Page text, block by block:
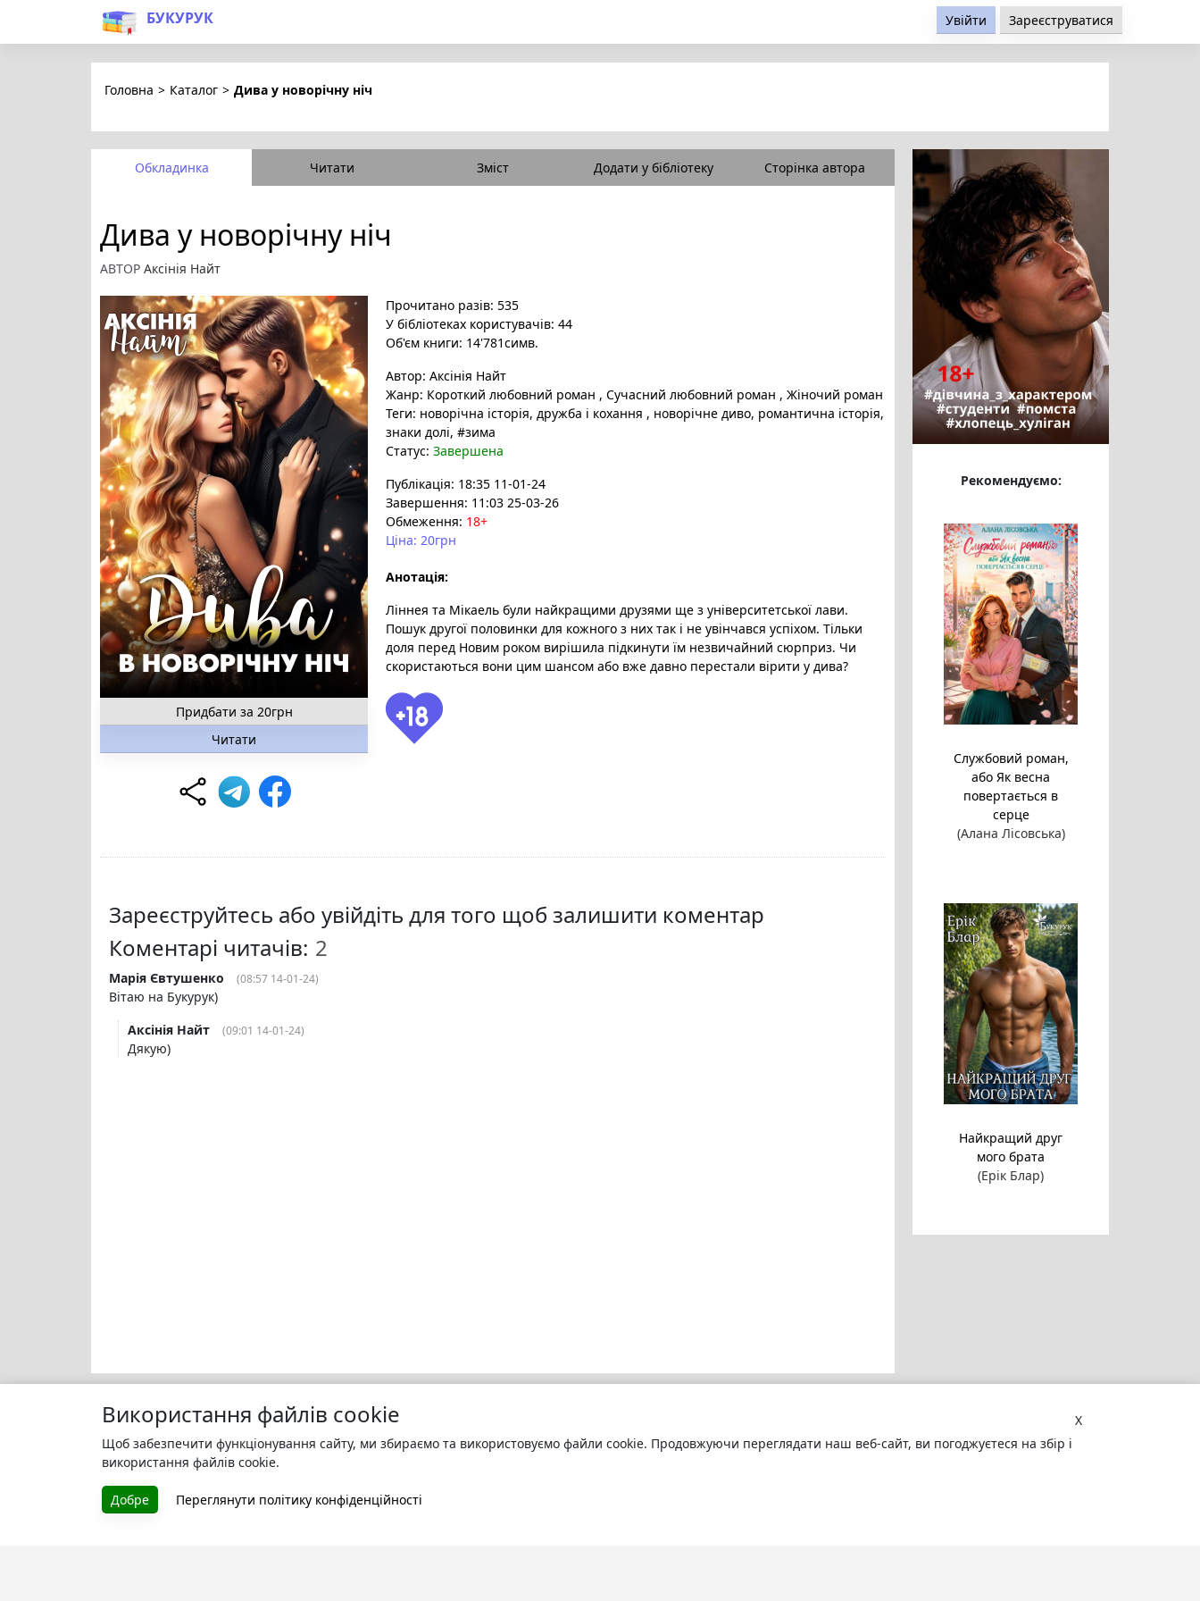
БУКУРУК Увійти Зареєструватися
Головна > Каталог > Дива у новорічну ніч
Обкладинка Читати Зміст Додати у бібліотеку Сторінка автора
Дива у новорічну ніч
АВТОР Аксінія Найт
Придбати за 20грн
Читати
Прочитано разів: 535
У бібліотеках користувачів: 44
Об'єм книги: 14'781симв.
Автор: Аксінія Найт
Жанр: Короткий любовний роман , Сучасний любовний роман , Жіночий роман
Теги: новорічна історія, дружба і кохання , новорічне диво, романтична історія,
знаки долі, #зима
Статус: Завершена
Публікація: 18:35 11-01-24
Завершення: 11:03 25-03-26
Обмеження: 18+
Ціна: 20грн
Анотація:
Ліннея та Мікаель були найкращими друзями ще з університетської лави.
Пошук другої половинки для кожного з них так і не увінчався успіхом. Тільки
доля перед Новим роком вирішила підкинути їм незвичайний сюрприз. Чи
скористаються вони цим шансом або вже давно перестали вірити у дива?
Зареєструйтесь або увійдіть для того щоб залишити коментар
Коментарі читачів:
Марія Євтушенко (08:57 14-01-24)
Вітаю на Букурук)
Аксінія Найт
(09:01 14-01-24)
Дякую)
Рекомендуємо:
Службовий роман,
або Як весна
повертається в
серце
(Алана Лісовська)
Найкращий друг
мого брата
(Ерік Блар)
X
Використання файлів cookie
Щоб забезпечити функціонування сайту, ми збираємо та використовуємо файли cookie. Продовжуючи переглядати наш веб-сайт, ви погоджуєтеся на збір і
використання файлів cookie.
Добре Переглянути політику конфіденційності
БУКУРУК
Літературна платформа і бібліотека
книг, які можна безкоштовно
Моя бібліотека
улюблені книги онлайн
Про сервіс